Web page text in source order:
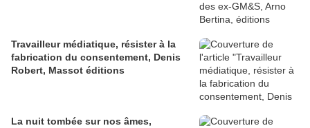
Travailleur médiatique, résister à la
fabrication du consentement, Denis
Robert, Massot éditions
La nuit tombée sur nos âmes,